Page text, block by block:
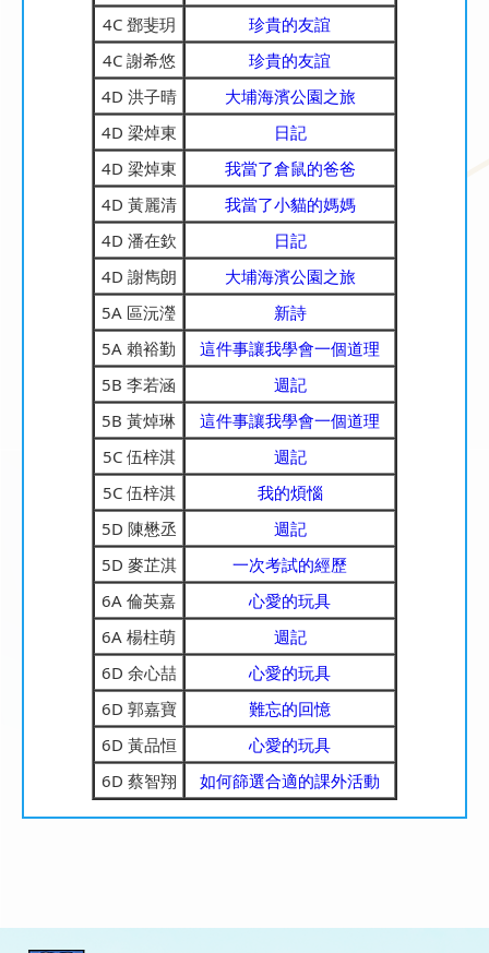
4C 鄧斐玥
珍貴的友誼
4C 謝希悠
珍貴的友誼
4D 洪子晴
大埔海濱公園之旅
4D 梁焯東
日記
4D 梁焯東
我當了倉鼠的爸爸
4D 黃麗清
我當了小貓的媽媽
4D 潘在欽
日記
4D 謝雋朗
大埔海濱公園之旅
5A 區沅瀅
新詩
5A 賴裕勤
這件事讓我學會一個道理
5B 李若涵
週記
5B 黃焯琳
這件事讓我學會一個道理
5C 伍梓淇
週記
5C 伍梓淇
我的煩惱
5D 陳懋丞
週記
5D 麥芷淇
一次考試的經歷
6A 倫英嘉
心愛的玩具
6A 楊柱萌
週記
6D 余心喆
心愛的玩具
6D 郭嘉寶
難忘的回憶
6D 黃品恒
心愛的玩具
6D 蔡智翔
如何篩選合適的課外活動